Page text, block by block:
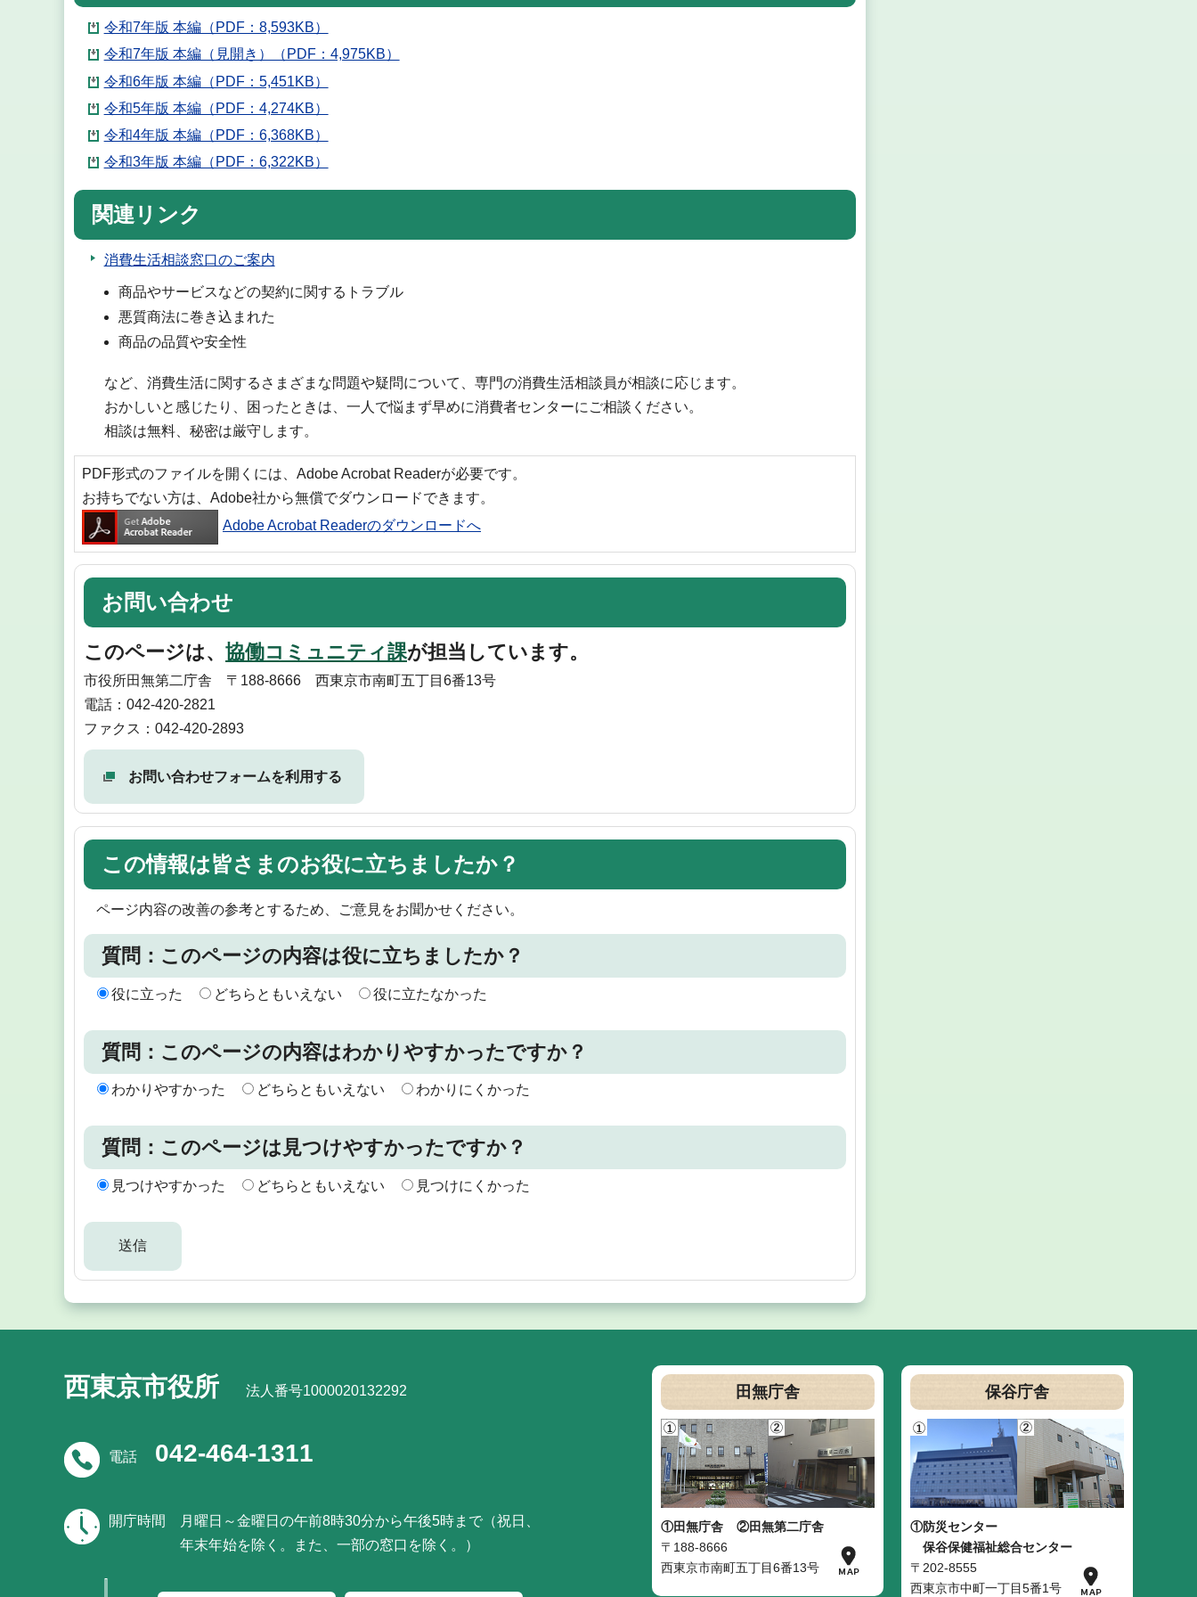
令和7年版 本編（PDF：8,593KB）
令和7年版 本編（見開き）（PDF：4,975KB）
令和6年版 本編（PDF：5,451KB）
令和5年版 本編（PDF：4,274KB）
令和4年版 本編（PDF：6,368KB）
令和3年版 本編（PDF：6,322KB）
関連リンク
消費生活相談窓口のご案内
商品やサービスなどの契約に関するトラブル
悪質商法に巻き込まれた
商品の品質や安全性
など、消費生活に関するさまざまな問題や疑問について、専門の消費生活相談員が相談に応じます。
おかしいと感じたり、困ったときは、一人で悩まず早めに消費者センターにご相談ください。
相談は無料、秘密は厳守します。
PDF形式のファイルを開くには、Adobe Acrobat Readerが必要です。
お持ちでない方は、Adobe社から無償でダウンロードできます。
Adobe Acrobat Readerのダウンロードへ
お問い合わせ
このページは、 協働コミュニティ課が担当しています。
市役所田無第二庁舎 〒188-8666 西東京市南町五丁目6番13号
電話：042-420-2821
ファクス：042-420-2893
お問い合わせフォームを利用する
この情報は皆さまのお役に立ちましたか？
ページ内容の改善の参考とするため、ご意見をお聞かせください。
質問：このページの内容は役に立ちましたか？
役に立った どちらともいえない 役に立たなかった
質問：このページの内容はわかりやすかったですか？
わかりやすかった どちらともいえない わかりにくかった
質問：このページは見つけやすかったですか？
見つけやすかった どちらともいえない 見つけにくかった
西東京市役所 法人番号1000020132292
電話 042-464-1311
開庁時間
月曜日～金曜日の午前8時30分から午後5時まで（祝日、
年末年始を除く。また、一部の窓口を除く。）
田無庁舎
①田無庁舎
②田無第二庁舎
〒188-8666
西東京市南町五丁目6番13号
保谷庁舎
①防災センター
保谷保健福祉総合センター
〒202-8555
西東京市中町一丁目5番1号